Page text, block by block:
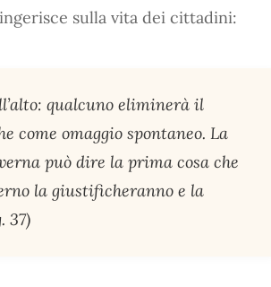
sulla vita dei cittadini:
qualcuno eliminerà il
come omaggio spontaneo. La
può dire la prima cosa che
la giustificheranno e la
37)